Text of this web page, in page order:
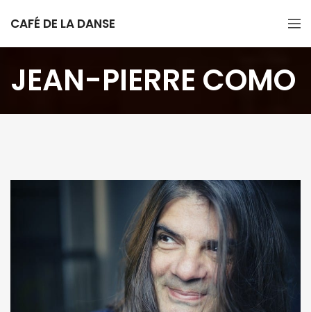
CAFÉ DE LA DANSE
JEAN-PIERRE COMO